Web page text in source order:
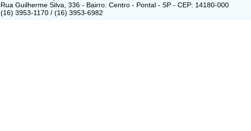
Rua Guilherme Silva, 336 - Bairro: Centro - Pontal - SP - CEP: 14180-000
(16) 3953-1170 / (16) 3953-6982